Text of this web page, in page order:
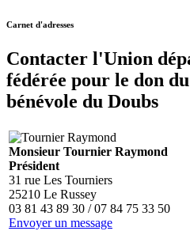
Carnet d'adresses
Contacter l'Union
fédérée pour le don
bénévole du Doubs
Monsieur Tournier Raymond
Président
31 rue Les Tourniers
25210 Le Russey
03 81 43 89 30 / 07 84 75 33 50
Envoyer un message